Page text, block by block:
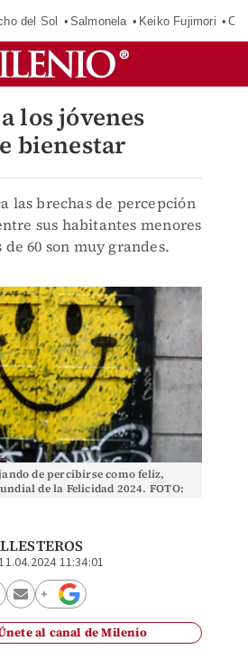
del Sol Salmonela Keiko Fujimori
los jóvenes
bienestar
las brechas de percepción
sus habitantes menores
de 60 son muy grandes.
de percibirse como feliz,
de la Felicidad 2024. FOTO:
11:34:01
al canal de Milenio